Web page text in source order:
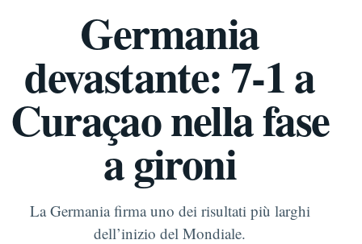
Germania
devastante: 7-1 a
Curaçao nella fase
a gironi
La Germania firma uno dei risultati più larghi
dell’inizio del Mondiale.